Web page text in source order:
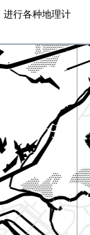
进行各种地理计